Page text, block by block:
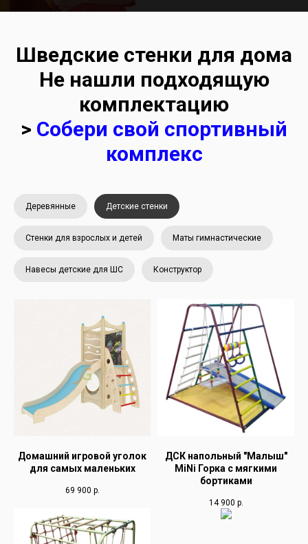
Шведские стенки для дома
Не нашли подходящую
комплектацию
> Собери свой спортивный
комплекс
Деревянные Детские стенки
Стенки для взрослых и детей Маты гимнастические
Навесы детские для ШС Конструктор
Домашний игровой уголок
для самых маленьких
69 900 р.
ДСК напольный "Малыш"
MiNi Горка с мягкими
бортиками
14 900 р.